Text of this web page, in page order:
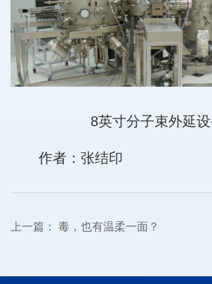
8英寸分子束外延
作者：张结印
上一篇： 毒，也有温柔一面？